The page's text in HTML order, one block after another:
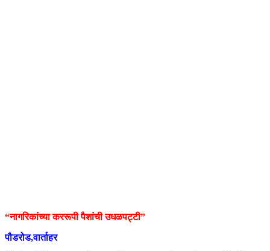
“नागरिकांच्या कररूपी पैशांची उधळपट्टी”
पौडरोड,वार्ताहर